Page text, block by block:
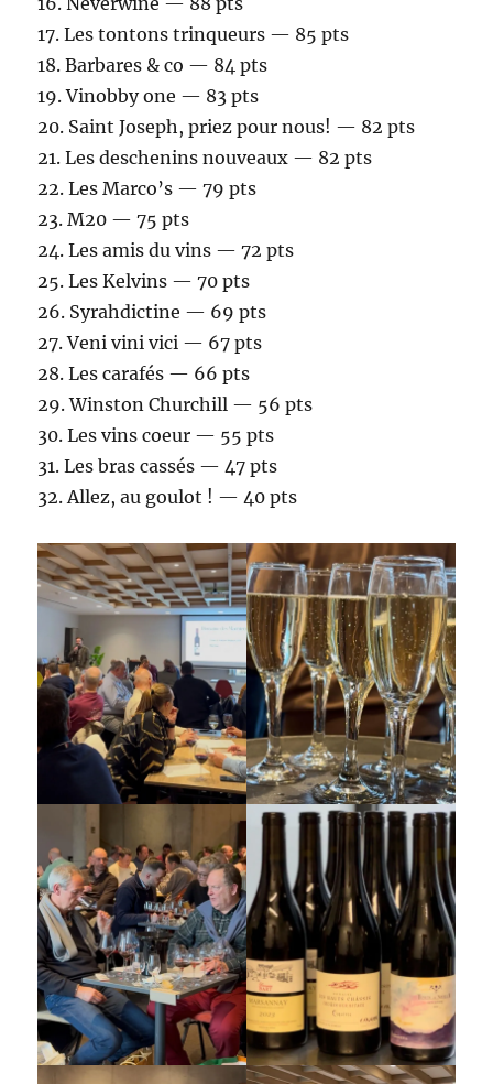
17.⁠ ⁠Les tontons trinqueurs — 85 pts
18.⁠ ⁠Barbares & co — 84 pts
19.⁠ ⁠Vinobby one — 83 pts
20.⁠ ⁠Saint Joseph, priez pour nous! — 82 pts
21.⁠ ⁠Les deschenins nouveaux — 82 pts
22.⁠ ⁠Les Marco’s — 79 pts
23.⁠ ⁠M20 — 75 pts
24.⁠ ⁠Les amis du vins — 72 pts
25.⁠ ⁠Les Kelvins — 70 pts
26.⁠ ⁠Syrahdictine — 69 pts
27.⁠ ⁠Veni vini vici — 67 pts
28.⁠ ⁠Les carafés — 66 pts
29.⁠ ⁠Winston Churchill — 56 pts
30.⁠ ⁠Les vins coeur — 55 pts
31.⁠ ⁠Les bras cassés — 47 pts
32.⁠ ⁠Allez, au goulot ! — 40 pts